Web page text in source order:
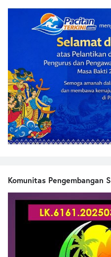
Komunitas Pengembangan